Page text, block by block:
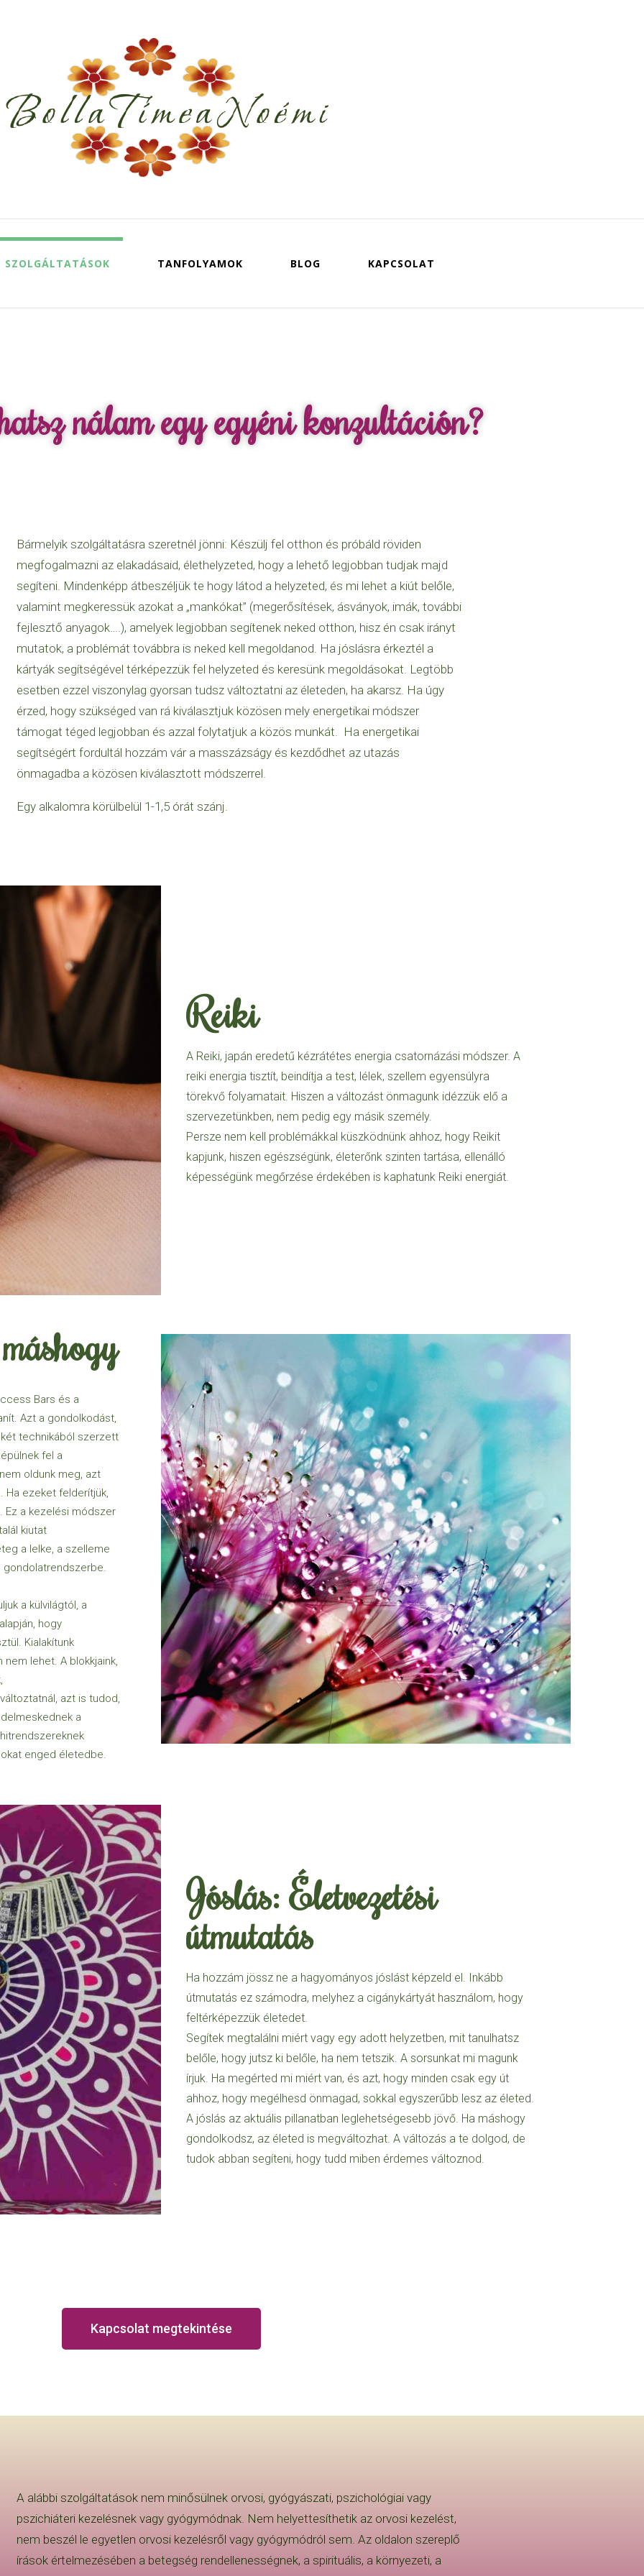
SZOLGÁLTATÁSOK TANFOLYAMOK BLOG KAPCSOLAT
nálam egy egyéni konzultáción?
Bármelyik szolgáltatásra szeretnél jönni: Készülj fel otthon és próbáld röviden
megfogalmazni az elakadásaid, élethelyzeted, hogy a lehető legjobban tudjak majd
segíteni. Mindenképp átbeszéljük te hogy látod a helyzeted, és mi lehet a kiút belőle,
valamint megkeressük azokat a „mankókat” (megerősítések, ásványok, imák, további
fejlesztő anyagok….), amelyek legjobban segítenek neked otthon, hisz én csak irányt
mutatok, a problémát továbbra is neked kell megoldanod. Ha jóslásra érkeztél a
kártyák segítségével térképezzük fel helyzeted és keresünk megoldásokat. Legtöbb
esetben ezzel viszonylag gyorsan tudsz változtatni az életeden, ha akarsz. Ha úgy
érzed, hogy szükséged van rá kiválasztjuk közösen mely energetikai módszer
támogat téged legjobban és azzal folytatjuk a közös munkát. Ha energetikai
segítségért fordultál hozzám vár a masszázságy és kezdődhet az utazás
önmagadba a közösen kiválasztott módszerrel.
Egy alkalomra körülbelül 1-1,5 órát szánj.
Reiki
A Reiki, japán eredetű kézrátétes energia csatornázási módszer. A
reiki energia tisztít, beindítja a test, lélek, szellem egyensúlyra
törekvő folyamatait. Hiszen a változást önmagunk idézzük elő a
szervezetünkben, nem pedig egy másik személy.
Persze nem kell problémákkal küszködnünk ahhoz, hogy Reikit
kapjunk, hiszen egészségünk, életerőnk szinten tartása, ellenálló
képességünk megőrzése érdekében is kaphatunk Reiki energiát.
Bars és a
Azt a gondolkodást,
technikából szerzett
fel a
oldunk meg, azt
Ha ezeket felderítjük,
Ez a kezelési módszer
kiutat
a lelke, a szelleme
gondolatrendszerbe.
a külvilágtól, a
hogy
Kialakítunk
lehet. A blokkjaink,
azt is tudod,
a
enged életedbe.
Jóslás: Életvezetési
útmutatás
Ha hozzám jössz ne a hagyományos jóslást képzeld el. Inkább
útmutatás ez számodra, melyhez a cigánykártyát használom, hogy
feltérképezzük életedet.
Segítek megtalálni miért vagy egy adott helyzetben, mit tanulhatsz
belőle, hogy jutsz ki belőle, ha nem tetszik. A sorsunkat mi magunk
írjuk. Ha megérted mi miért van, és azt, hogy minden csak egy út
ahhoz, hogy megélhesd önmagad, sokkal egyszerűbb lesz az életed.
A jóslás az aktuális pillanatban leglehetségesebb jövő. Ha máshogy
gondolkodsz, az életed is megváltozhat. A változás a te dolgod, de
tudok abban segíteni, hogy tudd miben érdemes változnod.
Kapcsolat megtekintése
A alábbi szolgáltatások nem minősülnek orvosi, gyógyászati, pszichológiai vagy
pszichiáteri kezelésnek vagy gyógymódnak. Nem helyettesíthetik az orvosi kezelést,
nem beszél le egyetlen orvosi kezelésről vagy gyógymódról sem. Az oldalon szereplő
írások értelmezésében a betegség rendellenességnek, a spirituális, a környezeti, a